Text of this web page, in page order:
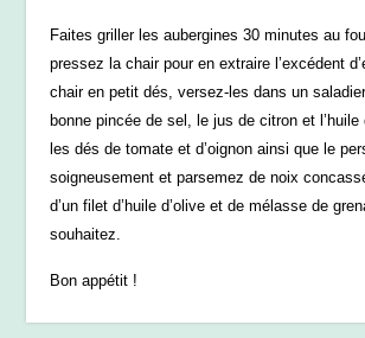
Faites griller les aubergines 30 minutes au
pressez la chair pour en extraire l’excédent
chair en petit dés, versez-les dans un
bonne pincée de sel, le jus de citron et l’huile
les dés de tomate et d’oignon ainsi que le
soigneusement et parsemez de noix
d’un filet d’huile d’olive et de mélasse de
souhaitez.
Bon appétit !